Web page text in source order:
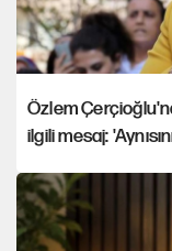
Özlem
ilgili mesaj: